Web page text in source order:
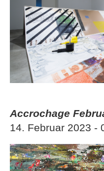
Accrochage
14. Februar 2023 -